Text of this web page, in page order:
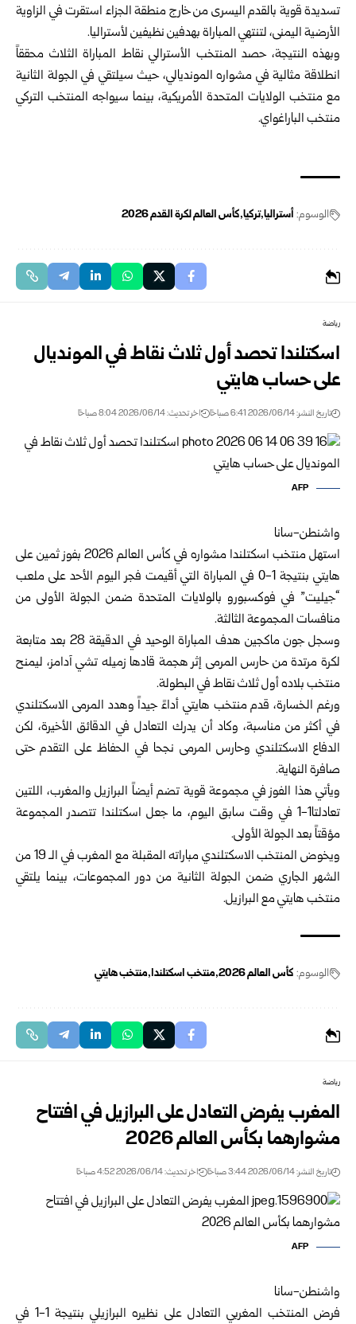
تسديدة قوية بالقدم اليسرى من خارج منطقة الجزاء استقرت في ‏الزاوية
الأرضية اليمنى، لتنتهي المباراة بهدفين نظيفين لأستراليا‎.‎
وبهذه النتيجة، حصد المنتخب الأسترالي نقاط المباراة الثلاث محققاً
‏انطلاقة مثالية في مشواره المونديالي، حيث سيلتقي في الجولة ‏الثانية
مع منتخب الولايات المتحدة الأمريكية، بينما سيواجه ‏المنتخب ‏التركي
منتخب الباراغواي‎.‎
الوسوم: أستراليا تركيا كأس العالم لكرة القدم 2026
رياضة
اسكتلندا تحصد أول ثلاث نقاط في المونديال
على حساب هايتي
تاريخ النشر: 2026/06/14 6:41 صباحًا اخر تحديث: 2026/06/14 8:04 صباحًا
AFP
واشنطن-سانا
استهل منتخب اسكتلندا مشواره في كأس العالم 2026 بفوز ثمين على
هايتي ‏بنتيجة 1-0 في المباراة التي أقيمت فجر اليوم الأحد على ملعب
“جيليت” في فوكسبورو ‏بالولايات المتحدة ضمن الجولة الأولى من
منافسات المجموعة الثالثة.‏
وسجل جون ماكجين هدف المباراة الوحيد في الدقيقة 28 بعد متابعة
لكرة مرتدة من حارس المرمى إثر هجمة قادها زميله ‏تشي آدامز، ليمنح
منتخب بلاده أول ثلاث نقاط في البطولة.‏
ورغم الخسارة، قدم منتخب هايتي أداءً جيداً وهدد المرمى الاسكتلندي
في ‏أكثر من مناسبة، وكاد أن يدرك التعادل في الدقائق الأخيرة، لكن
الدفاع ‏الاسكتلندي وحارس المرمى نجحا في الحفاظ على التقدم حتى
صافرة ‏النهاية.‏
ويأتي هذا الفوز في مجموعة قوية تضم أيضاً البرازيل والمغرب، اللتين
‏تعادلتا1-1 في وقت سابق اليوم، ما جعل اسكتلندا تتصدر المجموعة
مؤقتاً ‏بعد الجولة الأولى.‏
ويخوض المنتخب الاسكتلندي مباراته المقبلة مع المغرب في الـ 19 من
‏الشهر الجاري ضمن الجولة الثانية من دور المجموعات، بينما يلتقي
منتخب ‌‏هايتي مع البرازيل.‏
الوسوم: كأس العالم 2026 منتخب اسكتلندا منتخب هايتي
رياضة
المغرب يفرض التعادل على البرازيل في افتتاح
مشوارهما بكأس العالم ‌‏2026‏
تاريخ النشر: 2026/06/14 3:44 صباحًا اخر تحديث: 2026/06/14 4:52 صباحًا
AFP
واشنطن-سانا
فرض المنتخب المغربي التعادل على نظيره البرازيلي بنتيجة 1-1 في